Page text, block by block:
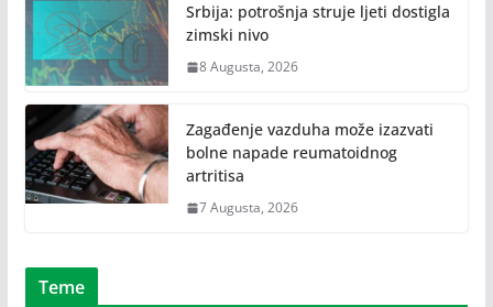
Srbija: potrošnja struje ljeti dostigla
zimski nivo
8 Augusta, 2026
Zagađenje vazduha može izazvati
bolne napade reumatoidnog
artritisa
7 Augusta, 2026
Teme